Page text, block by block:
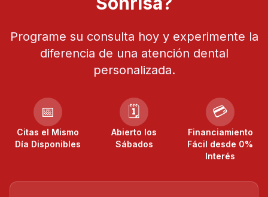
Programe su consulta hoy y experimente la
diferencia de una atención dental
personalizada.
📅
Citas el Mismo
Día Disponibles
🗓️
Abierto los
Sábados
💳
Financiamiento
Fácil desde 0%
Interés